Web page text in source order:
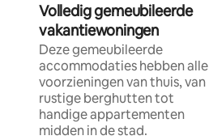
Volledig gemeubileerde
vakantiewoningen
Deze gemeubileerde
accommodaties hebben alle
voorzieningen van thuis, van
rustige berghutten tot
handige appartementen
midden in de stad.